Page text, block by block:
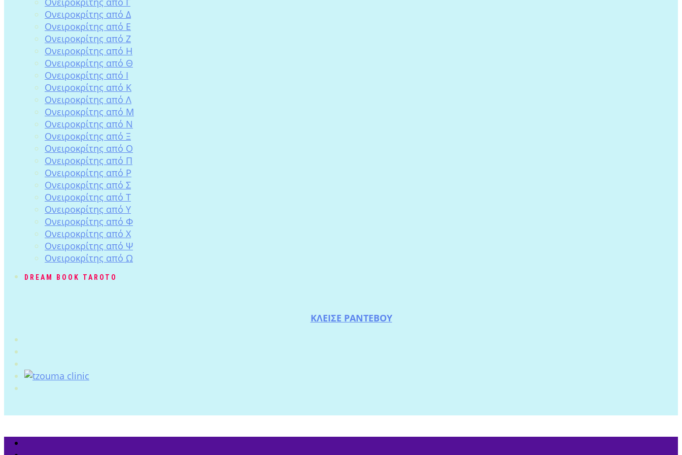
Ονειροκρίτης από Δ
Ονειροκρίτης από Ε
Ονειροκρίτης από Ζ
Ονειροκρίτης από Η
Ονειροκρίτης από Θ
Ονειροκρίτης από Ι
Ονειροκρίτης από Κ
Ονειροκρίτης από Λ
Ονειροκρίτης από Μ
Ονειροκρίτης από Ν
Ονειροκρίτης από Ξ
Ονειροκρίτης από Ο
Ονειροκρίτης από Π
Ονειροκρίτης από Ρ
Ονειροκρίτης από Σ
Ονειροκρίτης από Τ
Ονειροκρίτης από Υ
Ονειροκρίτης από Φ
Ονειροκρίτης από Χ
Ονειροκρίτης από Ψ
Ονειροκρίτης από Ω
DREAM BOOK TAROTO
ΚΛΕΙΣΕ ΡΑΝΤΕΒΟΥ